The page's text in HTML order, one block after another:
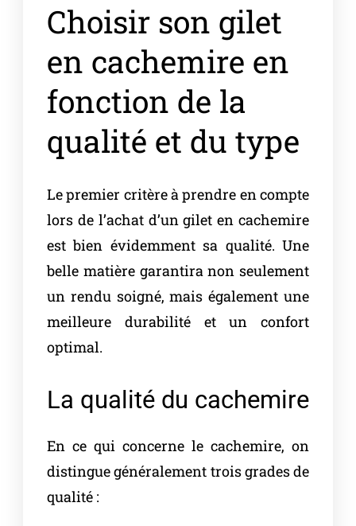
Choisir son gilet
en cachemire en
fonction de la
qualité et du type
Le premier critère à prendre en compte
lors de l’achat d’un gilet en cachemire
est bien évidemment sa qualité. Une
belle matière garantira non seulement
un rendu soigné, mais également une
meilleure durabilité et un confort
optimal.
La qualité du cachemire
En ce qui concerne le cachemire, on
distingue généralement trois grades de
qualité :